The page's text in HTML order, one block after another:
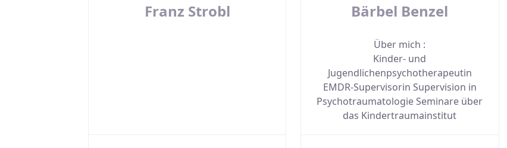
Franz Strobl Bärbel Benzel
Über mich :
Kinder- und
Jugendlichenpsychotherapeutin
EMDR-Supervisorin Supervision in
Psychotraumatologie Seminare über
das Kindertraumainstitut